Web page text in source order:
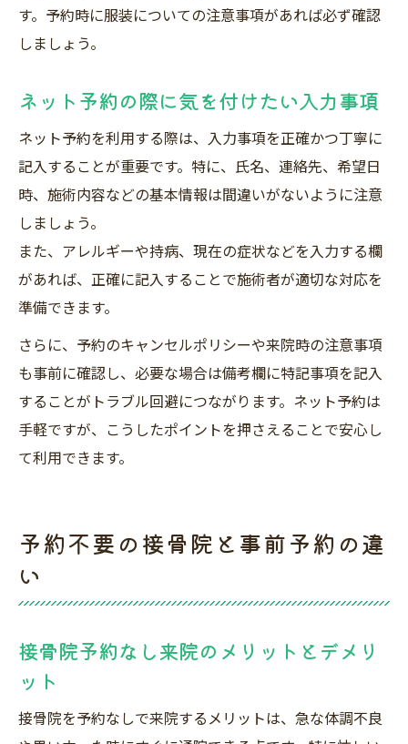
す。予約時に服装についての注意事項があれば必ず確認
しましょう。
ネット予約の際に気を付けたい入力事項
ネット予約を利用する際は、入力事項を正確かつ丁寧に
記入することが重要です。特に、氏名、連絡先、希望日
時、施術内容などの基本情報は間違いがないように注意
しましょう。
また、アレルギーや持病、現在の症状などを入力する欄
があれば、正確に記入することで施術者が適切な対応を
準備できます。
さらに、予約のキャンセルポリシーや来院時の注意事項
も事前に確認し、必要な場合は備考欄に特記事項を記入
することがトラブル回避につながります。ネット予約は
手軽ですが、こうしたポイントを押さえることで安心し
て利用できます。
予約不要の接骨院と事前予約の違
い
接骨院予約なし来院のメリットとデメリ
ット
接骨院を予約なしで来院するメリットは、急な体調不良